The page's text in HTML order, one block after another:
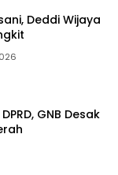
Deddi Wijaya
GNB Desak